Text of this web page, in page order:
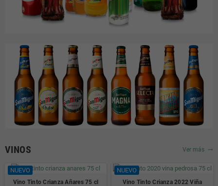
VINOS Ver más trending_flat
NUEVO
Vino Tinto Crianza Añares 75 cl
NUEVO
Vino Tinto Crianza 2022 Viña